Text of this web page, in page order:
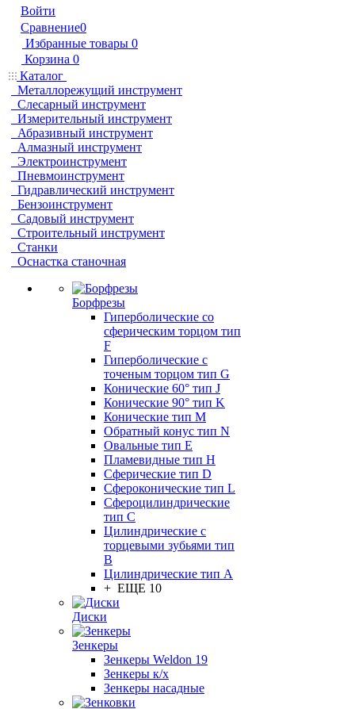
Войти
Сравнение0
Избранные товары 0
Корзина 0
Каталог
Металлорежущий инструмент
Слесарный инструмент
Измерительный инструмент
Абразивный инструмент
Алмазный инструмент
Электроинструмент
Пневмоинструмент
Гидравлический инструмент
Бензоинструмент
Садовый инструмент
Строительный инструмент
Станки
Оснастка станочная
Борфрезы
Гиперболические cо
сферическим торцом тип
F
Гиперболические с
точеным торцом тип G
Конические 60° тип J
Конические 90° тип K
Конические тип M
Обратный конус тип N
Овальные тип E
Пламевидные тип H
Сферические тип D
Сфероконические тип L
Сфероцилиндрические
тип C
Цилиндрические с
торцевыми зубьями тип
B
Цилиндрические тип А
+ ЕЩЕ 10
Диски
Зенкеры
Зенкеры Weldon 19
Зенкеры к/х
Зенкеры насадные